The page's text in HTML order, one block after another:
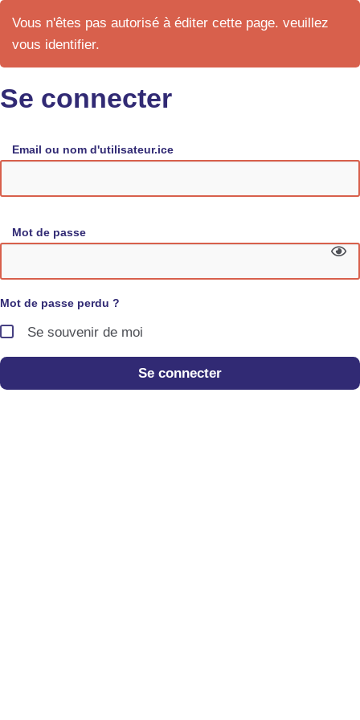
Vous n'êtes pas autorisé à éditer cette page. veuillez
vous identifier.
Se connecter
Email ou nom d'utilisateur.ice
Mot de passe
Mot de passe perdu ?
Se souvenir de moi
Se connecter